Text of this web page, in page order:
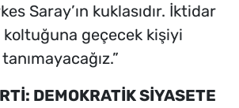
Saray’ın kuklasıdır. İktidar
koltuğuna geçecek kişiyi
DEMOKRATİK SİYASETE